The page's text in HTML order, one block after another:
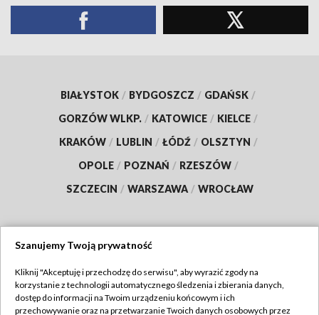
BIAŁYSTOK / BYDGOSZCZ / GDAŃSK /
GORZÓW WLKP. / KATOWICE / KIELCE /
KRAKÓW / LUBLIN / ŁÓDŹ / OLSZTYN /
OPOLE / POZNAŃ / RZESZÓW /
SZCZECIN / WARSZAWA / WROCŁAW
TVP
Abonament TVP
Szanujemy Twoją prywatność
Kliknij "Akceptuję i przechodzę do serwisu", aby wyrazić zgody na
korzystanie z technologii automatycznego śledzenia i zbierania danych,
dostęp do informacji na Twoim urządzeniu końcowym i ich
przechowywanie oraz na przetwarzanie Twoich danych osobowych przez